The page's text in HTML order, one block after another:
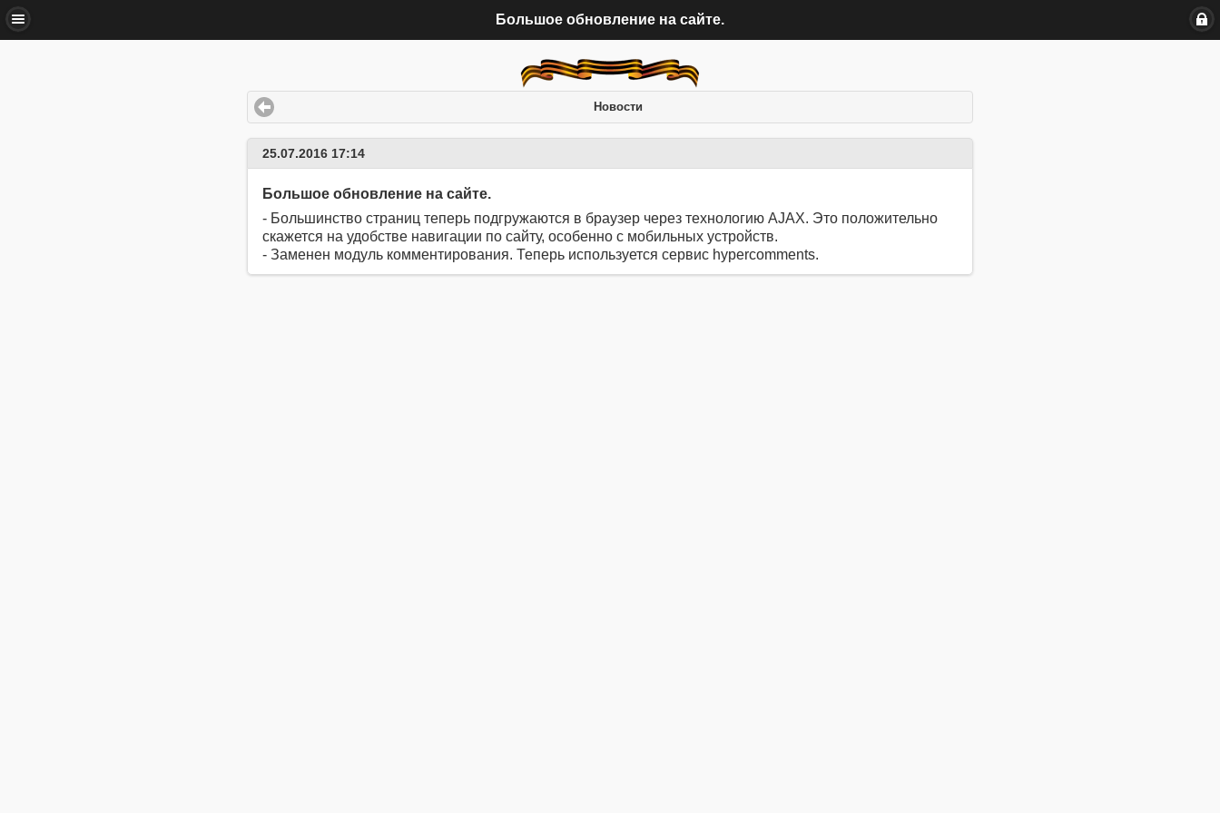
Большое обновление на сайте.
Новости
25.07.2016 17:14
Большое обновление на сайте.
- Большинство страниц теперь подгружаются в браузер через технологию AJAX. Это положительно
скажется на удобстве навигации по сайту, особенно с мобильных устройств.
- Заменен модуль комментирования. Теперь используется сервис hypercomments.